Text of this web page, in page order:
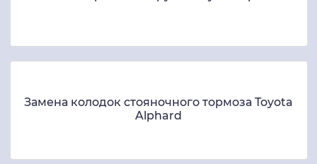
Замена колодок стояночного тормоза Toyota
Alphard